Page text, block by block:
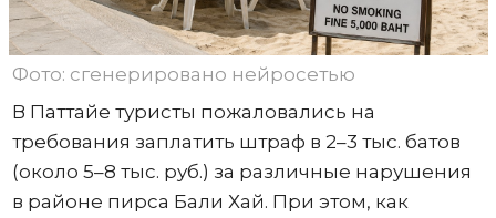
Фото: сгенерировано нейросетью
В Паттайе туристы пожаловались на
требования заплатить штраф в 2–3 тыс. батов
(около 5–8 тыс. руб.) за различные нарушения
в районе пирса Бали Хай. При этом, как